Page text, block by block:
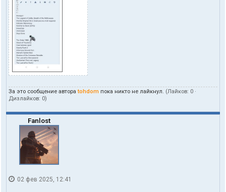
m
За это сообщение автораtohdom пока никто не лайкнул. (Лайков: 0 ·
Дизлайков: 0)
Fanlost
02 фев 2025, 12:41